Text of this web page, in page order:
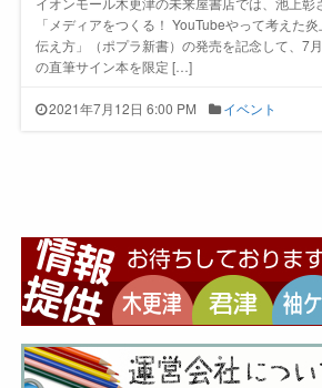
「メディアをつくる！ YouTubeやって考えた
伝え方」（ポプラ新書）の発売を記念して、7
の直筆サイン本を限定 […]
2021年7月12日 6:00 PM イベント